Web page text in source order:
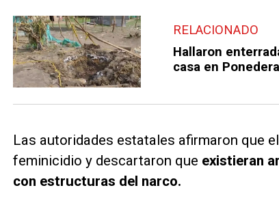
RELACIONADO
Hallaron
casa en
Las autoridades estatales afirmaron que
feminicidio y descartaron que existieran
con estructuras del narco.